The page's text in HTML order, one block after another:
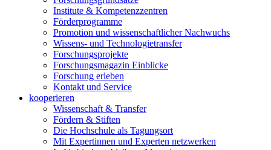
Institute & Kompetenzzentren
Förderprogramme
Promotion und wissenschaftlicher Nachwuchs
Wissens- und Technologietransfer
Forschungsprojekte
Forschungsmagazin Einblicke
Forschung erleben
Kontakt und Service
kooperieren
Wissenschaft & Transfer
Fördern & Stiften
Die Hochschule als Tagungsort
Mit Expertinnen und Experten netzwerken